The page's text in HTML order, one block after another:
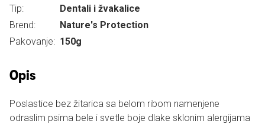
Tip:
Dentali i žvakalice
Brend:
Nature's Protection
Pakovanje: 150g
Opis
Poslastice bez žitarica sa belom ribom namenjene
odraslim psima bele i svetle boje dlake sklonim alergijama